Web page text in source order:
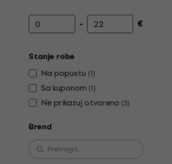
Minimalna cena
- Maksimalna cena
€
Stanje robe
Na popustu (1)
Sa kuponom (1)
Ne prikazuj otvoreno (3)
Brend